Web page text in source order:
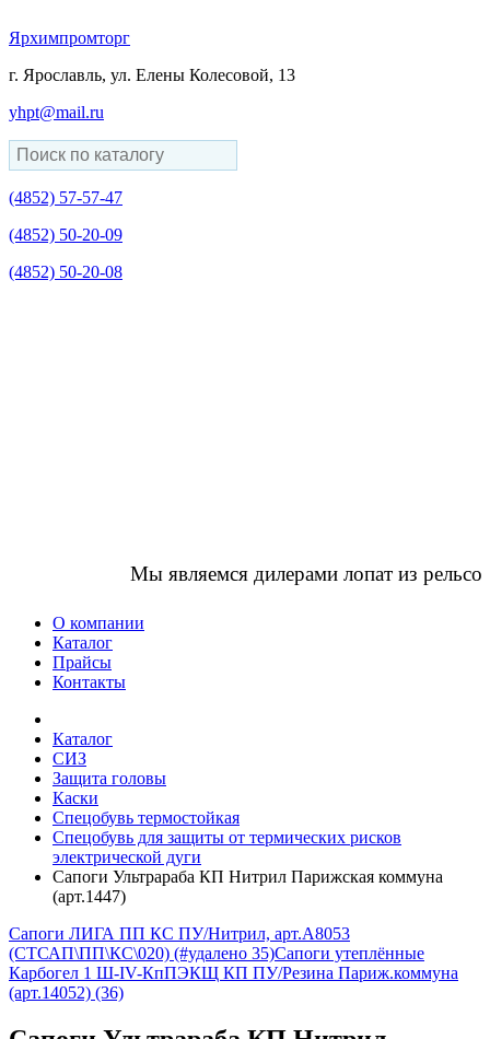
Ярхимпромторг
г. Ярославль, ул. Елены Колесовой, 13
yhpt@mail.ru
(4852) 57-57-47
(4852) 50-20-09
(4852) 50-20-08
Мы являемся дилерами лопат из
О компании
Каталог
Прайсы
Контакты
Каталог
СИЗ
Защита головы
Каски
Спецобувь термостойкая
Спецобувь для защиты от термических рисков
электрической дуги
Сапоги Ультрараба КП Нитрил Парижская коммуна
(арт.1447)
Сапоги ЛИГА ПП КС ПУ/Нитрил, арт.А8053
(СТСАП\ПП\КС\020) (#удалено 35)Сапоги утеплённые
Карбогел 1 Ш-IV-КпПЭКЩ КП ПУ/Резина Париж.коммуна
(арт.14052) (36)